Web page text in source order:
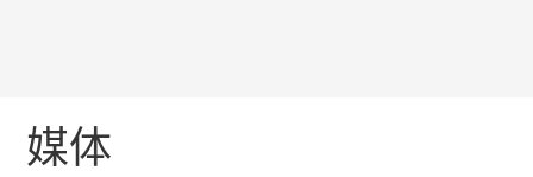
媒体